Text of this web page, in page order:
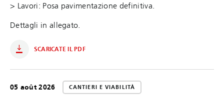
> Lavori: Posa pavimentazione definitiva.
Dettagli in allegato.
SCARICATE IL PDF
05 août 2026 CANTIERI E VIABILITÀ